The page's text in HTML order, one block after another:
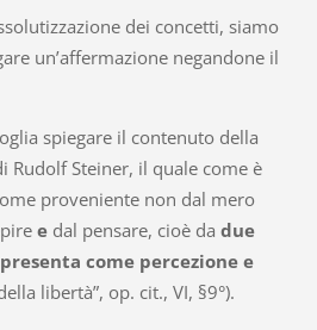
dei concetti, siamo
un’affermazione negandone il
spiegare il contenuto della
Rudolf Steiner, il quale come è
proveniente non dal mero
edal pensare, cioè da due
come percezione e
libertà”, op. cit., VI, §9°).